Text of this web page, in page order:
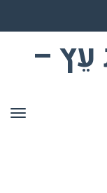
עֵץ –